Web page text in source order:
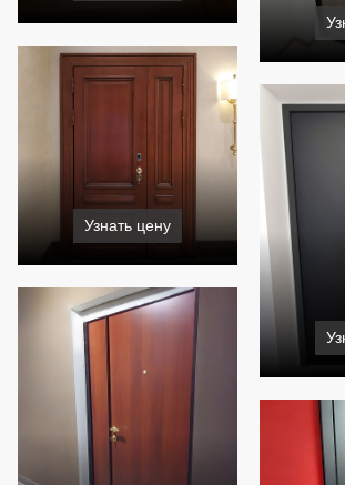
Узнать цену